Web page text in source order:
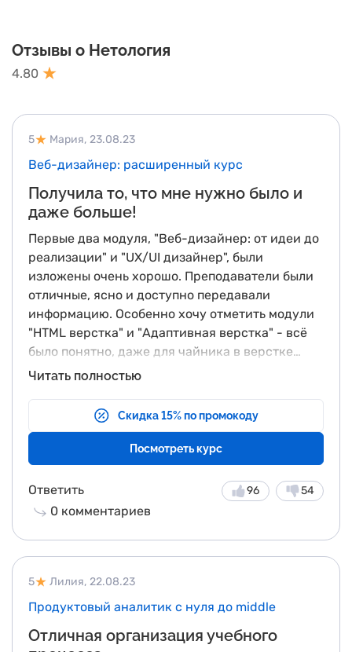
Отзывы о Нетология
4.80
5 23.08.23
Мария,
Веб-дизайнер: расширенный курс
Получила то, что мне нужно было и
даже больше!
Первые два модуля, "Веб-дизайнер: от идеи до
реализации" и "UX/UI дизайнер", были
изложены очень хорошо. Преподаватели были
отличные, ясно и доступно передавали
информацию. Особенно хочу отметить модули
"HTML верстка" и "Адаптивная верстка" - всё
было понятно, даже для чайника в верстке
сайтов. Благодарю Владимира Языкова за
вебинары. Немного не хватило информации в
модуле о конструкторе Tilda, но даже то, что
было рассказано, пригодилось. В общем,
довольна полученными знаниями!
Читать полностью
Скидка 15% по промокоду
Посмотреть курс
Ответить
0 комментариев
54
96
5 22.08.23
Лилия,
Продуктовый аналитик с нуля до middle
Отличная организация учебного